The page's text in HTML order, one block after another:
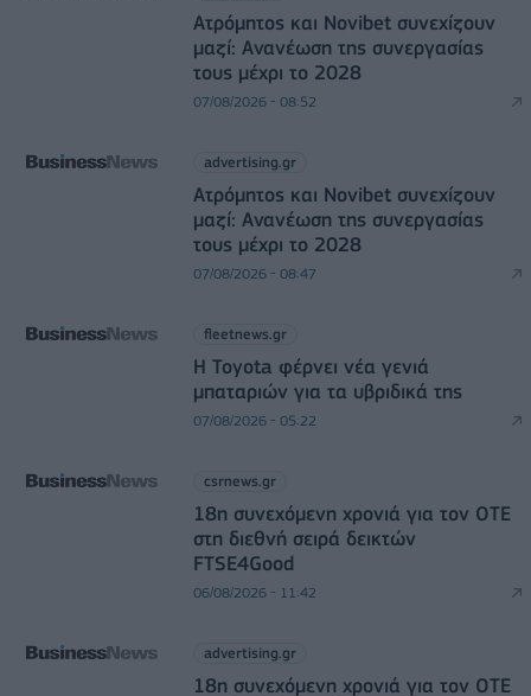
Ατρόμητος και Novibet συνεχίζουν
μαζί: Ανανέωση της συνεργασίας
τους μέχρι το 2028
07/08/2026 - 08:52
advertising.gr
Ατρόμητος και Novibet συνεχίζουν
μαζί: Ανανέωση της συνεργασίας
τους μέχρι το 2028
07/08/2026 - 08:47
fleetnews.gr
Η Toyota φέρνει νέα γενιά
μπαταριών για τα υβριδικά της
07/08/2026 - 05:22
csrnews.gr
18η συνεχόμενη χρονιά για τον ΟΤΕ
στη διεθνή σειρά δεικτών
FTSE4Good
06/08/2026 - 11:42
advertising.gr
18η συνεχόμενη χρονιά για τον ΟΤΕ